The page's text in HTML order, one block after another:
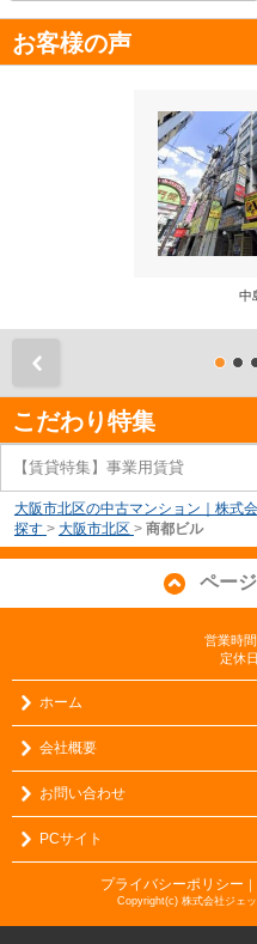
お客様の声
中
こだわり特集
【賃貸特集】事業用賃貸
大阪市北区の中古マンション｜株式
探す > 大阪市北区 > 商都ビル
ペー
営業時
定休
ホーム
会社概要
お問い合わせ
PCサイト
プライバシーポリシー
Copyright(c) 株式会社ジェ